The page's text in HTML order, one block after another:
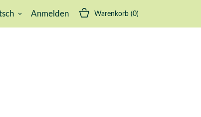
keyboard_arrow_down Anmelden Warenkorb (0)